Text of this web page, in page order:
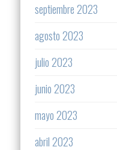
septiembre 2023
agosto 2023
julio 2023
junio 2023
mayo 2023
abril 2023